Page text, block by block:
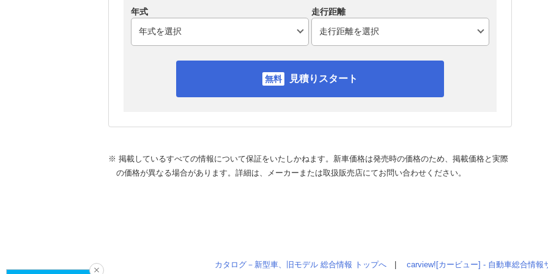
年式 走行距離
見積りスタート
※ 掲載しているすべての情報について保証をいたしかねます。新車価格は発売時の価格のため、掲載価格と実際
の価格が異なる場合があります。詳細は、メーカーまたは取扱販売店にてお問い合わせください。
カタログ－新型車、旧モデル 総合情報 トップへ carview![カービュー] - 自動車総合情